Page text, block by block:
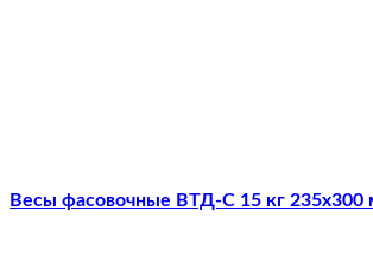
Весы фасовочные ВТД-С 15 кг 235х300